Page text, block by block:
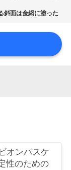
斜面は金網に塗った
オンバスケ
性のための